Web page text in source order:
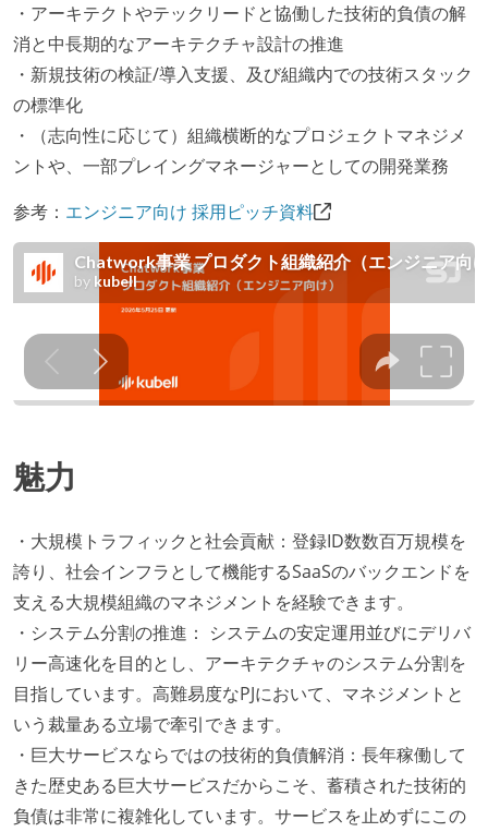
・アーキテクトやテックリードと協働した技術的負債の解
消と中長期的なアーキテクチャ設計の推進
・新規技術の検証/導入支援、及び組織内での技術スタック
の標準化
・（志向性に応じて）組織横断的なプロジェクトマネジメ
ントや、一部プレイングマネージャーとしての開発業務
参考： エンジニア向け 採用ピッチ資料
魅力
・大規模トラフィックと社会貢献：登録ID数数百万規模を
誇り、社会インフラとして機能するSaaSのバックエンドを
支える大規模組織のマネジメントを経験できます。
・システム分割の推進： システムの安定運用並びにデリバ
リー高速化を目的とし、アーキテクチャのシステム分割を
目指しています。高難易度なPJにおいて、マネジメントと
いう裁量ある立場で牽引できます。
・巨大サービスならではの技術的負債解消：長年稼働して
きた歴史ある巨大サービスだからこそ、蓄積された技術的
負債は非常に複雑化しています。サービスを止めずにこの